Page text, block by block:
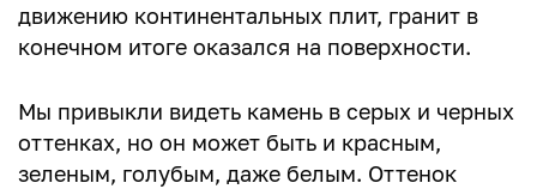
движению континентальных плит, гранит в
конечном итоге оказался на поверхности.
Мы привыкли видеть камень в серых и черных
оттенках, но он может быть и красным,
зеленым, голубым, даже белым. Оттенок